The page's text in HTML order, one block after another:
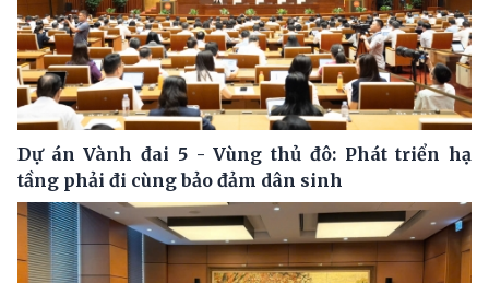
Dự án Vành đai 5 - Vùng thủ đô: Phát triển hạ
tầng phải đi cùng bảo đảm dân sinh